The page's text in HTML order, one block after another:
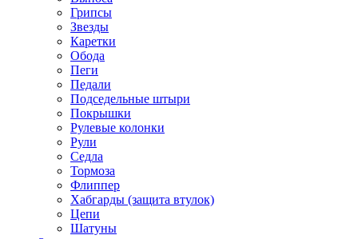
Грипсы
Звезды
Каретки
Обода
Пеги
Педали
Подседельные штыри
Покрышки
Рулевые колонки
Рули
Седла
Тормоза
Флиппер
Хабгарды (защита втулок)
Цепи
Шатуны